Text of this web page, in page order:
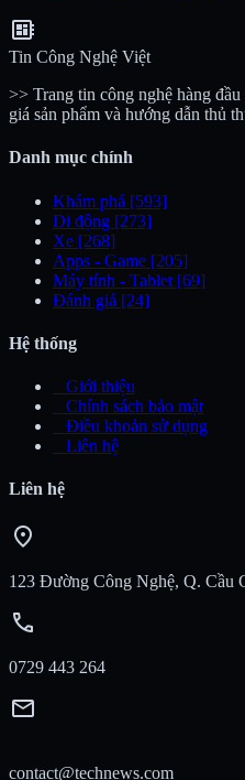
developer_board
Tin Công Nghệ Việt
>> Trang tin công nghệ hàng
giá sản phẩm và hướng dẫn thủ
Danh mục chính
Khám phá [593]
Di động [273]
Xe [268]
Apps - Game [205]
Máy tính - Tablet [69]
Đánh giá [24]
Hệ thống
Giới thiệu
Chính sách bảo mật
Điều khoản sử dụng
Liên hệ
Liên hệ
location_on
123 Đường Công Nghệ, Q. Cầu
call
0729 443 264
mail
contact@technews.com